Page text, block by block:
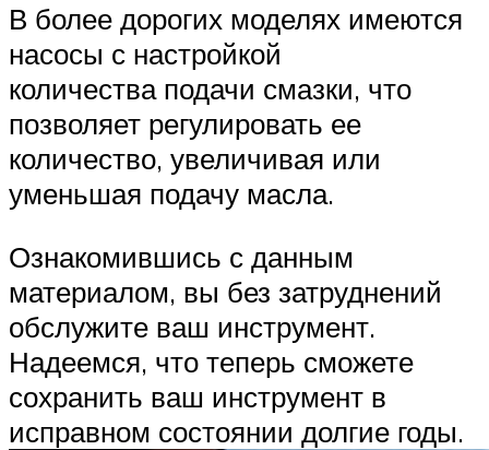
В более дорогих моделях имеются
насосы с настройкой
количества подачи смазки, что
позволяет регулировать ее
количество, увеличивая или
уменьшая подачу масла.
Ознакомившись с данным
материалом, вы без затруднений
обслужите ваш инструмент.
Надеемся, что теперь сможете
сохранить ваш инструмент в
исправном состоянии долгие годы.